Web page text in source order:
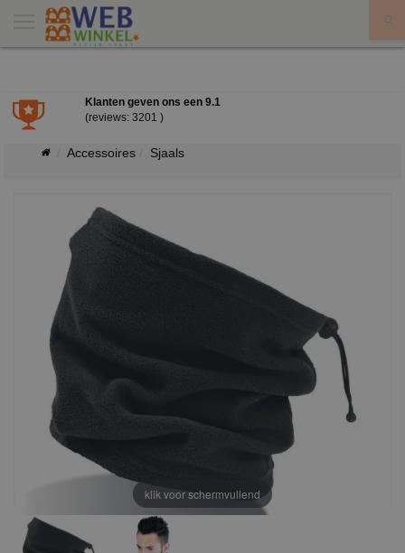
Klanten geven ons een 9.1
(reviews: 3201 )
Accessoires Sjaals
klik voor schermvullend